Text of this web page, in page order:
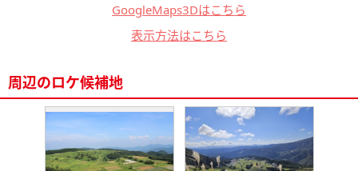
GoogleMaps3Dはこちら
表示方法はこちら
周辺のロケ候補地